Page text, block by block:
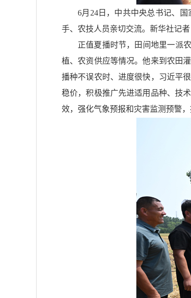
6月24日，中共中央总书记、
手、农技人员亲切交流。新华社记
正值夏播时节，田间地里一派
植、农资供应等情况。他来到农田
播种不误农时、进度很快，习近平
稳价，积极推广先进适用品种、技
效，强化气象预报和灾害监测预警